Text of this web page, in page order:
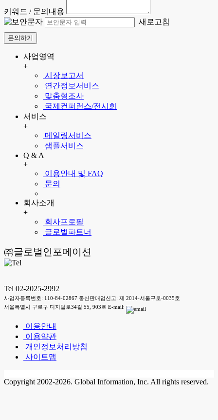
키워드 / 문의내용
새로고침
문의하기
사업영역
+
시장보고서
연간정보서비스
맞춤형조사
국제컨퍼런스/전시회
서비스
+
메일링서비스
샘플서비스
Q & A
+
이용안내 및 FAQ
문의
회사소개
+
회사프로필
글로벌파트너
㈜글로벌인포메이션
Tel 02-2025-2992
사업자등록번호: 110-84-02867 통신판매업신고: 제 2014-서울구로-0035호
서울특별시 구로구 디지털로34길 55, 903호 E-mail:
이용안내
이용약관
개인정보처리방침
사이트맵
Copyright 2002-2026. Global Information, Inc. All rights reserved.